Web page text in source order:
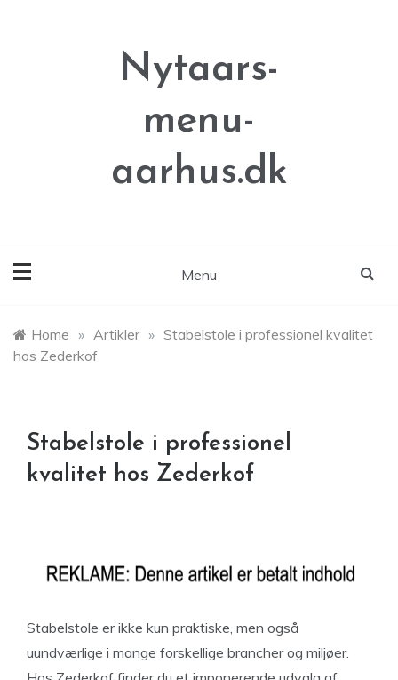
Nytaars-
menu-
aarhus.dk
Menu
Home » Artikler » Stabelstole i professionel kvalitet
hos Zederkof
Stabelstole i professionel
kvalitet hos Zederkof
Stabelstole er ikke kun praktiske, men også
uundværlige i mange forskellige brancher og miljøer.